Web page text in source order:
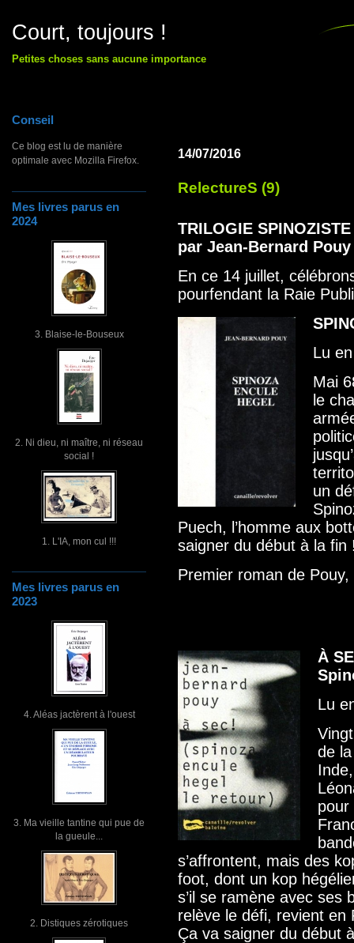
Court, toujours !
Petites choses sans aucune importance
Conseil
Ce blog est lu de manière
optimale avec Mozilla Firefox.
Mes livres parus en
2024
3. Blaise-le-Bouseux
2. Ni dieu, ni maître, ni réseau
social !
1. L'IA, mon cul !!!
Mes livres parus en
2023
4. Aléas jactèrent à l'ouest
3. Ma vieille tantine qui pue de
la gueule...
2. Distiques zérotiques
14/07/2016
RelectureS (9)
TRILOGIE SPINOZISTE
par Jean-Bernard Pouy
En ce 14 juillet,
pourfendant la Raie
Lu
Mai
le
un
Puech, l’homme aux
saigner du début à la fin
Premier roman de
À
Lu
de
pour
s’affrontent, mais des
foot, dont un kop
s’il se ramène avec ses
relève le défi, revient en
Ça va saigner du début